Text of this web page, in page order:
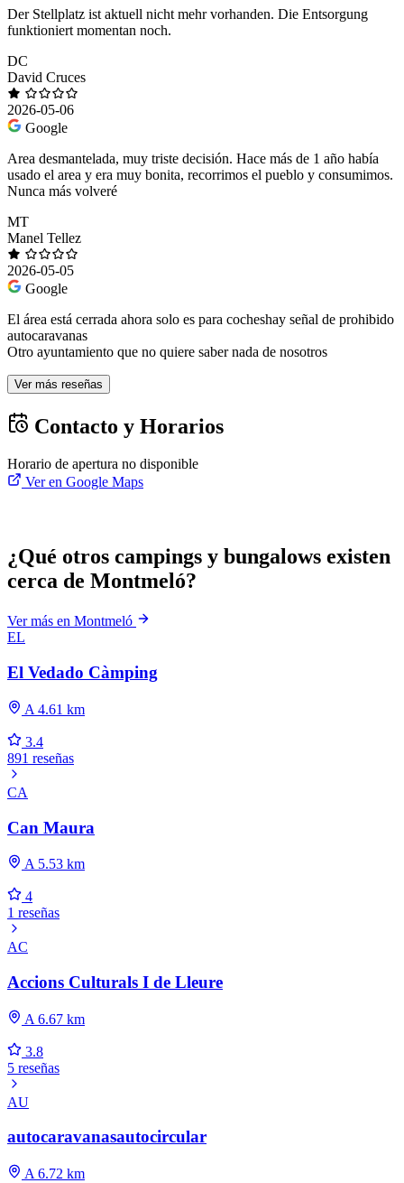
Der Stellplatz ist aktuell nicht mehr vorhanden. Die Entsorgung
funktioniert momentan noch.
DC
David Cruces
2026-05-06
Google
Area desmantelada, muy triste decisión. Hace más de 1 año había
usado el area y era muy bonita, recorrimos el pueblo y consumimos.
Nunca más volveré
MT
Manel Tellez
2026-05-05
Google
El área está cerrada ahora solo es para cocheshay señal de prohibido
autocaravanas
Otro ayuntamiento que no quiere saber nada de nosotros
Ver más reseñas
Contacto y Horarios
Horario de apertura no disponible
Ver en Google Maps
¿Qué otros campings y bungalows existen
cerca de Montmeló?
Ver más en Montmeló
EL
El Vedado Càmping
A 4.61 km
3.4
891 reseñas
CA
Can Maura
A 5.53 km
4
1 reseñas
AC
Accions Culturals I de Lleure
A 6.67 km
3.8
5 reseñas
AU
autocaravanasautocircular
A 6.72 km